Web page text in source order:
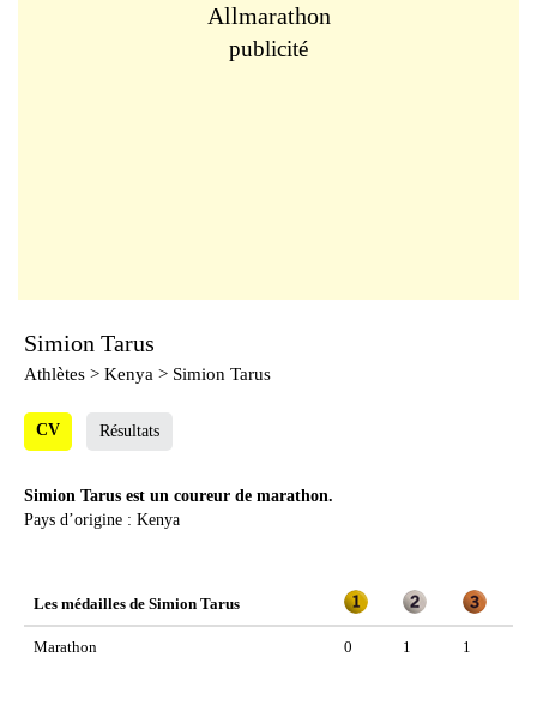
Allmarathon
publicité
Simion Tarus
Athlètes > Kenya > Simion Tarus
CV Résultats
Simion Tarus est un coureur de marathon.
Pays d’origine : Kenya
Les médailles de Simion Tarus
Marathon 0 1 1